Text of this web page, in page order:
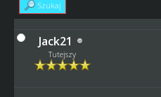
Szukaj
Jack21
Tutejszy